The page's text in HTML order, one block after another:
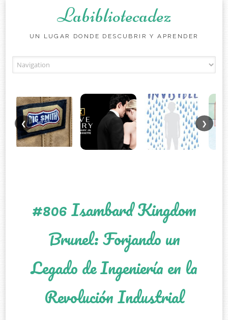
Labibliotecadez
UN LUGAR DONDE DESCUBRIR Y APRENDER
❮ ❯
#806 Isambard Kingdom
Brunel: Forjando un
Legado de Ingeniería en la
Revolución Industrial